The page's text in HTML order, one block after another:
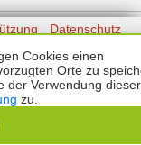
Datenschutz
Mode
|Prinzmediaconcept.de
Cookies einen
Orte zu
der Verwendung dieser
zu.